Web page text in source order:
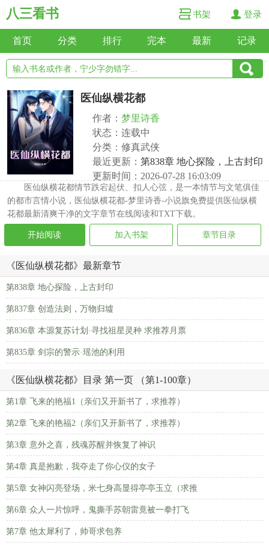
八三看书 书架 登录
首页 分类 排行 完本 最新 记录
医仙纵横花都
作者： 梦里诗香
状态：连载中
分类：修真武侠
最近更新： 第838章 地心探险，上古封印
更新时间：2026-07-28 16:03:09
医仙纵横花都情节跌宕起伏、扣人心弦，是一本情节与文笔俱佳
的都市言情小说，医仙纵横花都-梦里诗香-小说旗免费提供医仙纵横
花都最新清爽干净的文字章节在线阅读和TXT下载。
开始阅读 加入书架 章节目录
《医仙纵横花都》最新章节
第838章 地心探险，上古封印
第837章 创造法则，万物归墟
第836章 本源复苏计划·寻找祖星灵种 求推荐月票
第835章 剑宗的警示·瑶池的利用
《医仙纵横花都》目录 第一页 （第1-100章）
第1章 飞来的艳福1（亲们又开新书了，求推荐）
第2章 飞来的艳福2（亲们又开新书了，求推荐）
第3章 意外之喜，残魂苏醒并恢复了神识
第4章 真是抱歉，我夺走了你心仪的女子
第5章 女神闪亮登场，米七身高显得亭亭玉立（求推
第6章 众人一片惊呼，鬼撕手苏朝雷竟被一拳打飞
第7章 他太犀利了，帅哥求包养